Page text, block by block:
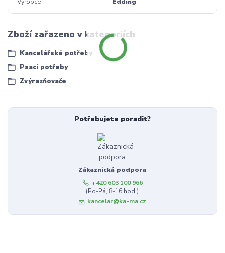
Zboží zařazeno v kategoriích
Kancelářské potřeby
Psací potřeby
Zvýrazňovače
Potřebujete poradit?
Zákaznická podpora
+420 603 100 966
(Po-Pá, 8-16 hod.)
kancelar@ka-ma.cz